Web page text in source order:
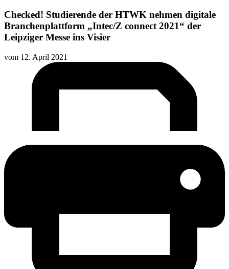
Checked! Studierende der HTWK nehmen digitale
Branchenplattform „Intec/Z connect 2021“ der
Leipziger Messe ins Visier
vom 12. April 2021